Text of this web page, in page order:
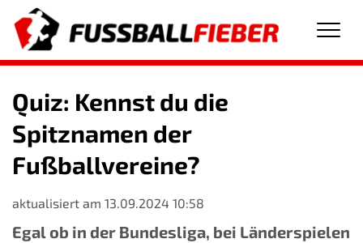
Quiz: Kennst du die
Spitznamen der
Fußballvereine?
aktualisiert am 13.09.2024 10:58
Egal ob in der Bundesliga, bei Länderspielen